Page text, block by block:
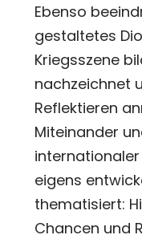
Ebenso
gestaltetes
Kriegsszene
nachzeichnet
Reflektieren
Miteinander
eigens
thematisiert:
Chancen und